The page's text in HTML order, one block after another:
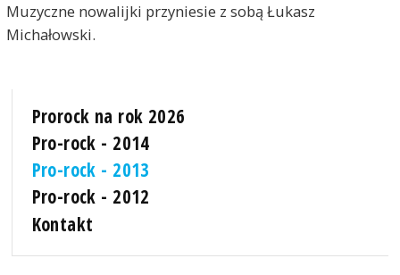
Muzyczne nowalijki przyniesie z sobą Łukasz
Michałowski.
Prorock na rok 2026
Pro-rock - 2014
Pro-rock - 2013
Pro-rock - 2012
Kontakt